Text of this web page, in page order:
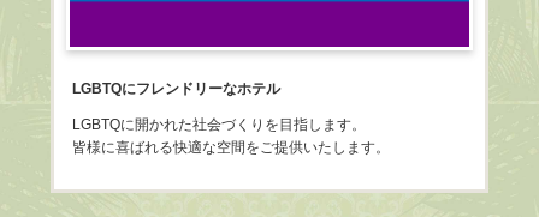
2022.6.20
お知らせ
SULATA渋谷道玄坂をバックに米津さんが歌うビデオはYouTubeでご覧いただけ
LGBTQにフレンドリーなホテル
LGBTQに開かれた社会づくりを目指します。
皆様に喜ばれる快適な空間をご提供いたします。